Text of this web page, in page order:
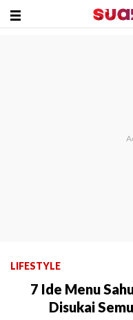
LIFESTYLE
7 Ide Menu
Disukai